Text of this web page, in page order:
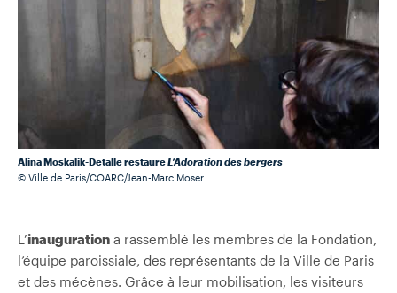
Alina Moskalik-Detalle restaureL’Adoration des bergers
© Ville de Paris/COARC/Jean-Marc Moser
L’inauguration a rassemblé les membres de la Fondation,
l’équipe paroissiale, des représentants de la Ville de Paris
et des mécènes. Grâce à leur mobilisation, les visiteurs